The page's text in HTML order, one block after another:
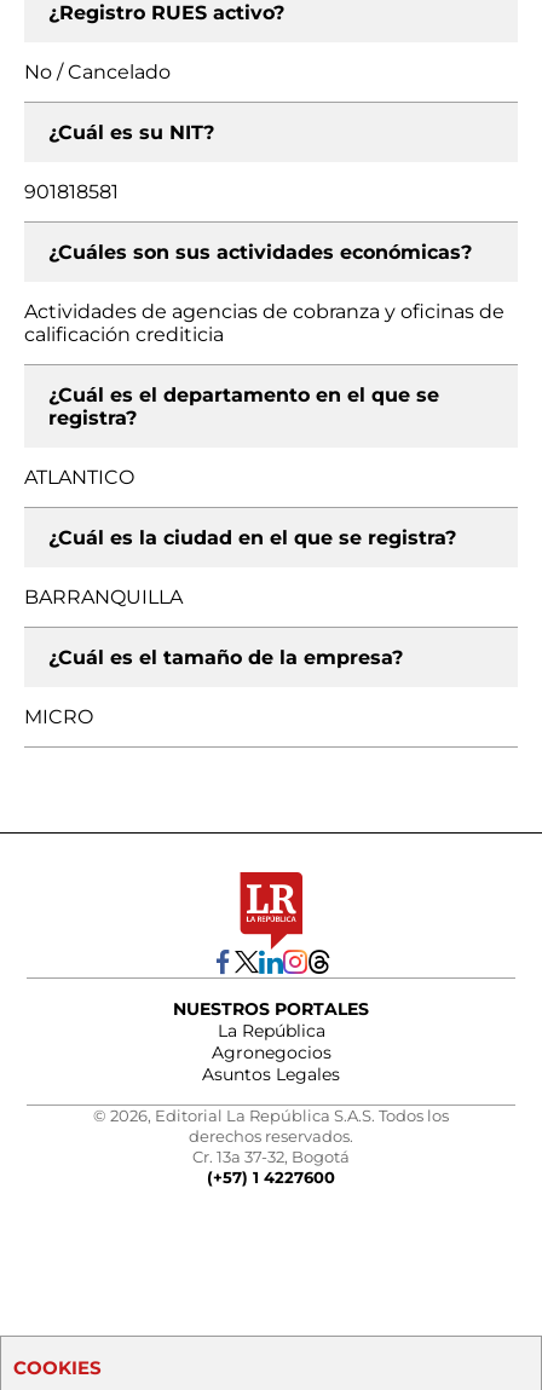
¿Registro RUES activo?
No / Cancelado
¿Cuál es su NIT?
901818581
¿Cuáles son sus actividades económicas?
Actividades de agencias de cobranza y oficinas de
calificación crediticia
¿Cuál es el departamento en el que se
registra?
ATLANTICO
¿Cuál es la ciudad en el que se registra?
BARRANQUILLA
¿Cuál es el tamaño de la empresa?
MICRO
NUESTROS PORTALES
La República
Agronegocios
Asuntos Legales
© 2026, Editorial La República S.A.S. Todos los
derechos reservados.
Cr. 13a 37-32, Bogotá
(+57) 1 4227600
COOKIES